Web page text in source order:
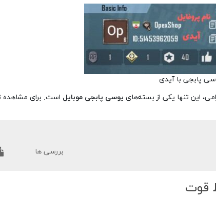
پابجی با آیدی
این تنها یکی از بسته‌های یوسی پابجی موبایل است. برای مشاهده
بررسی ها
قوت